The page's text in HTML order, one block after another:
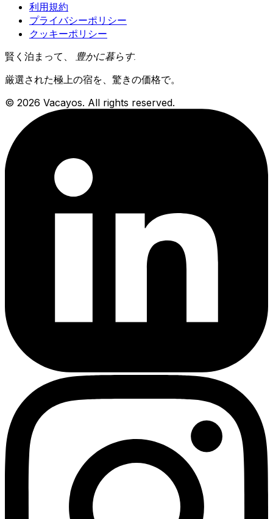
利用規約
プライバシーポリシー
クッキーポリシー
賢く泊まって、 豊かに暮らす.
厳選された極上の宿を、驚きの価格で。
© 2026 Vacayos. All rights reserved.